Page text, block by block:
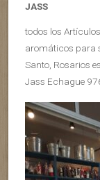
JASS
todos los
aromáticos para
Santo, Rosarios
Jass Echague